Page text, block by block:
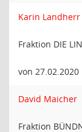
Karin Landherr
Fraktion DIE
von
David Maicher
Fraktion